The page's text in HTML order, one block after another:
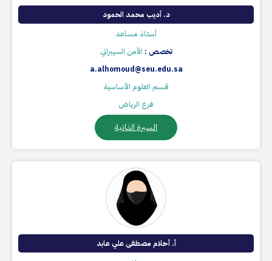
د. أديب محمد الحمود
أستاذ مساعد
تخصص : الأمن السيبراني
a.alhomoud@seu.edu.sa
قسم العلوم الأساسية
فرع الرياض
السيرة الذاتية
أ. أحلام مصطفى علي عابد